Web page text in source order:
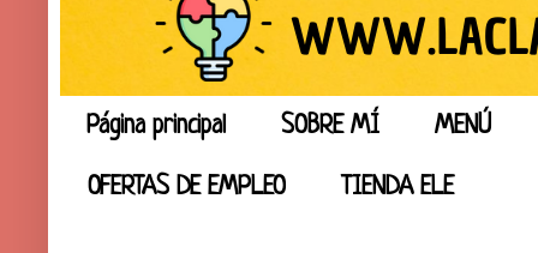
Página principal SOBRE MÍ MENÚ
OFERTAS DE EMPLEO TIENDA ELE